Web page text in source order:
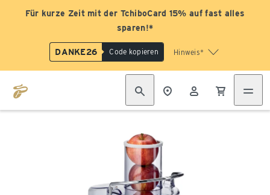
Für kurze Zeit mit der TchiboCard 15% auf fast alles
sparen!*
DANKE26 Code kopieren Hinweis*